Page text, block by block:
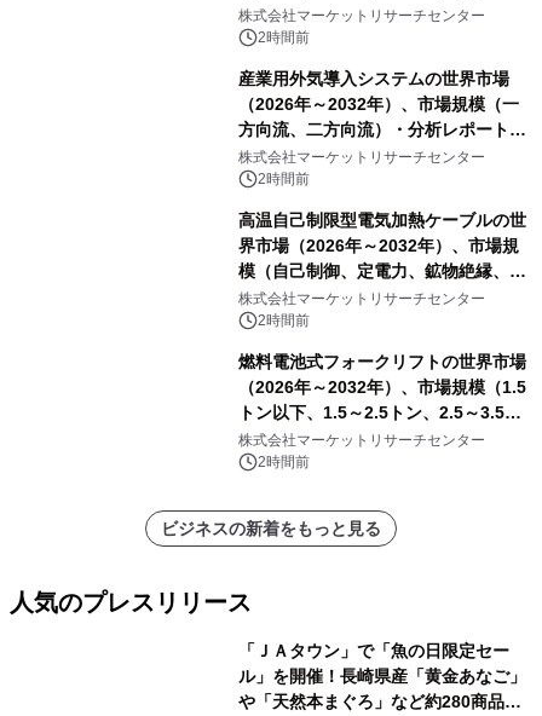
他）・分析レポートを発表
株式会社マーケットリサーチセンター
2時間前
産業用外気導入システムの世界市場
（2026年～2032年）、市場規模（一
方向流、二方向流）・分析レポートを
発表
株式会社マーケットリサーチセンター
2時間前
高温自己制限型電気加熱ケーブルの世
界市場（2026年～2032年）、市場規
模（自己制御、定電力、鉱物絶縁、表
皮効果）・分析レポートを発表
株式会社マーケットリサーチセンター
2時間前
燃料電池式フォークリフトの世界市場
（2026年～2032年）、市場規模（1.5
トン以下、1.5～2.5トン、2.5～3.5ト
ン、3.5～5.0トン、その他）・分析レ
ポートを発表
株式会社マーケットリサーチセンター
2時間前
ビジネスの新着をもっと見る
人気のプレスリリース
「ＪＡタウン」で「魚の日限定セー
ル」を開催！長崎県産「黄金あなご」
や「天然本まぐろ」など約280商品を